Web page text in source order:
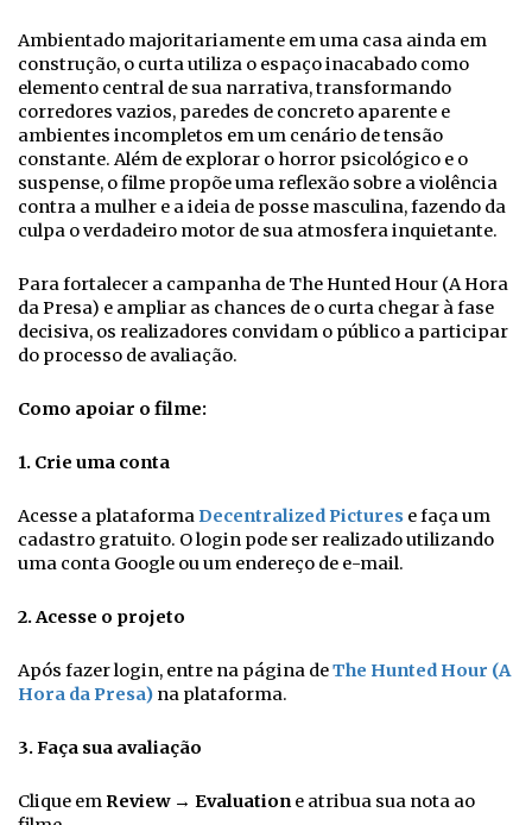
Ambientado majoritariamente em uma casa ainda em
construção, o curta utiliza o espaço inacabado como
elemento central de sua narrativa, transformando
corredores vazios, paredes de concreto aparente e
ambientes incompletos em um cenário de tensão
constante. Além de explorar o horror psicológico e o
suspense, o filme propõe uma reflexão sobre a violência
contra a mulher e a ideia de posse masculina, fazendo da
culpa o verdadeiro motor de sua atmosfera inquietante.
Para fortalecer a campanha de The Hunted Hour (A Hora
da Presa) e ampliar as chances de o curta chegar à fase
decisiva, os realizadores convidam o público a participar
do processo de avaliação.
Como apoiar o filme:
1. Crie uma conta
Acesse a plataformaDecentralized Pictures e faça um
cadastro gratuito. O login pode ser realizado utilizando
uma conta Google ou um endereço de e-mail.
2. Acesse o projeto
Após fazer login, entre na página deThe Hunted Hour (A
Hora da Presa) na plataforma.
3. Faça sua avaliação
Clique em Review → Evaluatione atribua sua nota ao